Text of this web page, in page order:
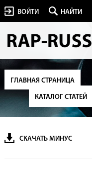
ВОЙТИ НАЙТИ
ГЛАВНАЯ СТРАНИЦА
КАТАЛОГ СТАТЕЙ
СКАЧАТЬ МИНУС